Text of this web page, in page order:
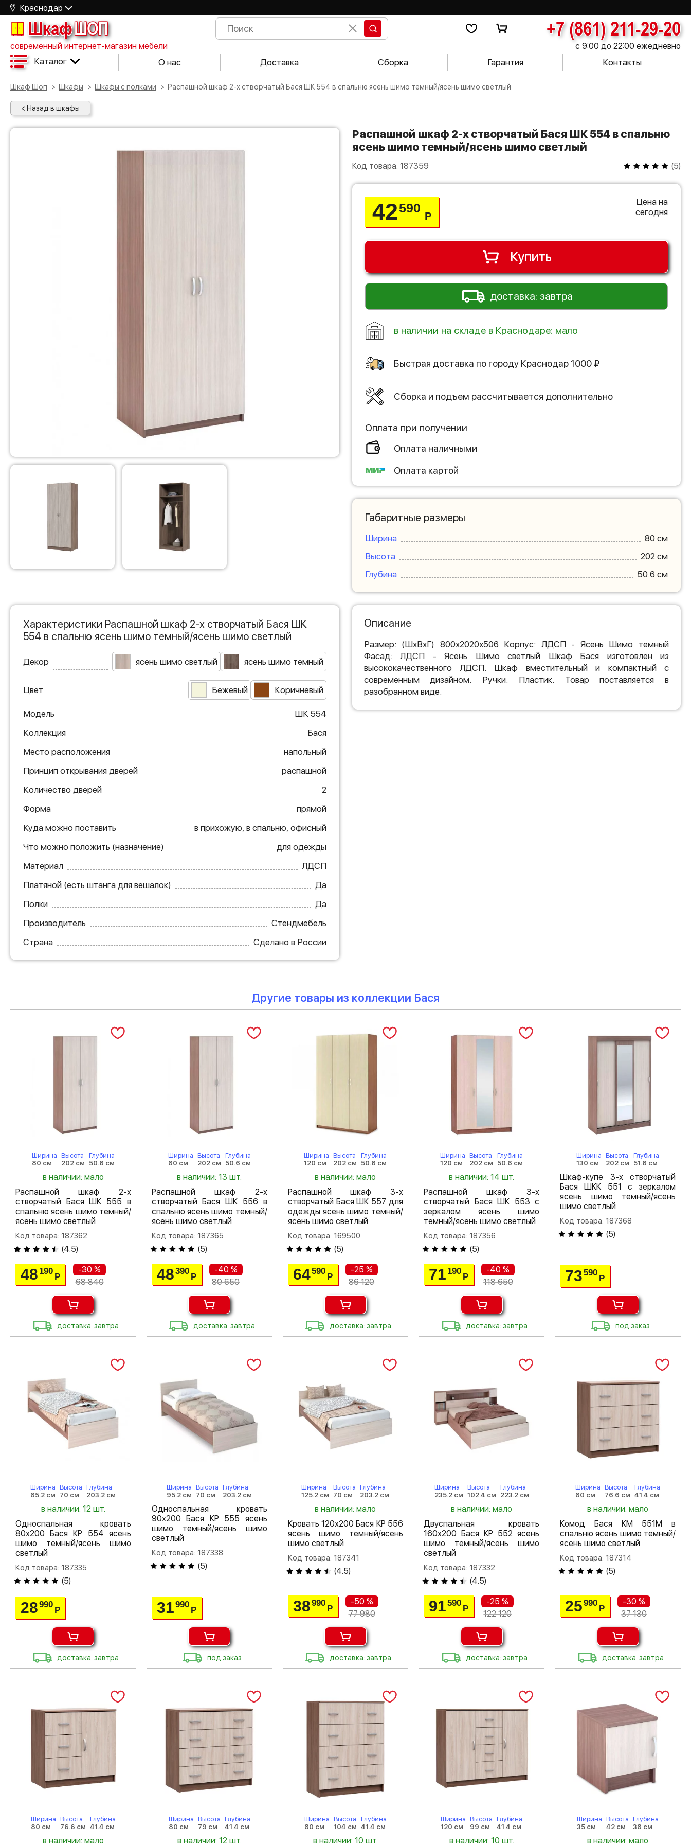
Краснодар
ШкафШОП +7 (861) 211-29-20
современный интернет-магазин мебели с 9:00 до 22:00 ежедневно
Каталог О нас Доставка Сборка Гарантия Контакты
Шкаф Шоп Шкафы Шкафы с полками Распашной шкаф 2-х створчатый Бася ШК 554 в спальню ясень шимо темный/ясень шимо светлый
< Назад в шкафы
Распашной шкаф 2-х створчатый Бася ШК 554 в спальню
ясень шимо темный/ясень шимо светлый
Код товара: 187359 (5)
42590
Р
Цена на
сегодня
Купить
доставка: завтра
в наличии на складе в Краснодаре: мало
Быстрая доставка по городу Краснодар 1000 ₽
Сборка и подъем рассчитывается дополнительно
Оплата при получении
Оплата наличными
Оплата картой
Габаритные размеры
Ширина
80 см
Высота
202 см
Глубина
50.6 см
Характеристики Распашной шкаф 2-х створчатый Бася ШК
554 в спальню ясень шимо темный/ясень шимо светлый
Декор ясень шимо светлый ясень шимо темный
Цвет Бежевый Коричневый
Модель
ШК 554
Коллекция
Бася
Место расположения
напольный
Принцип открывания дверей
распашной
Количество дверей
2
Форма
прямой
Куда можно поставить
в прихожую, в спальню, офисный
Что можно положить (назначение)
для одежды
Материал
ЛДСП
Платяной (есть штанга для вешалок)
Да
Полки
Да
Производитель
Стендмебель
Страна
Сделано в России
Описание
Размер: (ШхВхГ) 800х2020х506 Корпус: ЛДСП - Ясень Шимо темный
Фасад: ЛДСП - Ясень Шимо светлый Шкаф Бася изготовлен из
высококачественного ЛДСП. Шкаф вместительный и компактный с
современным дизайном. Ручки: Пластик. Товар поставляется в
разобранном виде.
Другие товары из коллекции Бася
Ширина
80 см
Высота
202 см
Глубина
50.6 см
в наличии: мало
Распашной шкаф 2-х
створчатый Бася ШК 555 в
спальню ясень шимо темный/
ясень шимо светлый
Код товара: 187362
(4.5)
48 190
Р
-30 %
68 840
доставка: завтра
Ширина
80 см
Высота
202 см
Глубина
50.6 см
в наличии: 13 шт.
Распашной шкаф 2-х
створчатый Бася ШК 556 в
спальню ясень шимо темный/
ясень шимо светлый
Код товара: 187365
(5)
48390
Р
-40 %
80 650
доставка: завтра
Ширина
120 см
Высота
202 см
Глубина
50.6 см
в наличии: мало
Распашной шкаф 3-х
створчатый Бася ШК 557 для
одежды ясень шимо темный/
ясень шимо светлый
Код товара: 169500
(5)
64590
Р
-25 %
86 120
доставка: завтра
Ширина
120 см
Высота
202 см
Глубина
50.6 см
в наличии: 14 шт.
Распашной шкаф 3-х
створчатый Бася ШК 553 с
зеркалом ясень шимо
темный/ясень шимо светлый
Код товара: 187356
(5)
71 190
Р
-40 %
118 650
доставка: завтра
Ширина
130 см
Высота
202 см
Глубина
51.6 см
Шкаф-купе 3-х створчатый
Бася ШКК 551 с зеркалом
ясень шимо темный/ясень
шимо светлый
Код товара: 187368
(5)
73590
Р
под заказ
Ширина
85.2 см
Высота
70 см
Глубина
203.2 см
в наличии: 12 шт.
Односпальная кровать
80х200 Бася КР 554 ясень
шимо темный/ясень шимо
светлый
Код товара: 187335
(5)
28990
Р
доставка: завтра
Ширина
95.2 см
Высота
70 см
Глубина
203.2 см
Односпальная кровать
90х200 Бася КР 555 ясень
шимо темный/ясень шимо
светлый
Код товара: 187338
(5)
31990
Р
под заказ
Ширина
125.2 см
Высота
70 см
Глубина
203.2 см
в наличии: мало
Кровать 120х200 Бася КР 556
ясень шимо темный/ясень
шимо светлый
Код товара: 187341
(4.5)
38990
Р
-50 %
77 980
доставка: завтра
Ширина
235.2 см
Высота
102.4 см
Глубина
223.2 см
в наличии: мало
Двуспальная кровать
160х200 Бася КР 552 ясень
шимо темный/ясень шимо
светлый
Код товара: 187332
(4.5)
91590
Р
-25 %
122 120
доставка: завтра
Ширина
80 см
Высота
76.6 см
Глубина
41.4 см
в наличии: мало
Комод Бася КМ 551М в
спальню ясень шимо темный/
ясень шимо светлый
Код товара: 187314
(5)
25990
Р
-30 %
37 130
доставка: завтра
Ширина
80 см
Высота
76.6 см
Глубина
41.4 см
в наличии: мало
Ширина
80 см
Высота
79 см
Глубина
41.4 см
в наличии: 12 шт.
Ширина
80 см
Высота
104 см
Глубина
41.4 см
в наличии: 10 шт.
Ширина
120 см
Высота
99 см
Глубина
41.4 см
в наличии: 10 шт.
Ширина
35 см
Высота
42 см
Глубина
38 см
в наличии: мало